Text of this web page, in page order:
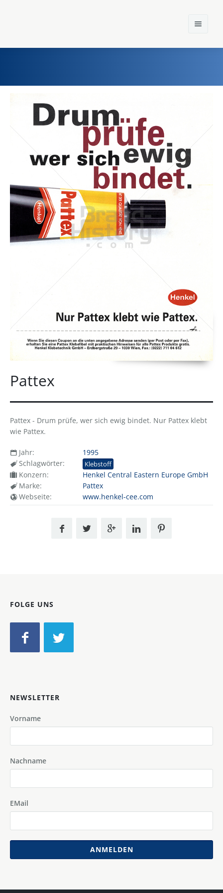
Einst und Heute
Marken
Konzerne
Epoche
Pattex
Pattex - Drum prüfe, wer sich ewig bindet. Nur Pattex klebt
wie Pattex.
Jahr:
1995
Schlagwörter:
Klebstoff
Konzern:
Henkel Central Eastern Europe GmbH
Marke:
Pattex
Webseite:
www.henkel-cee.com
FOLGE UNS
NEWSLETTER
Vorname
Nachname
EMail
ANMELDEN